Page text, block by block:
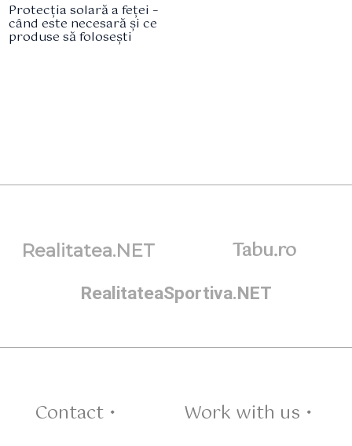
Protecția solară a feței –
când este necesară și ce
produse să folosești
Realitatea.NET Tabu.ro
RealitateaSportiva.NET
Contact • Work with us •